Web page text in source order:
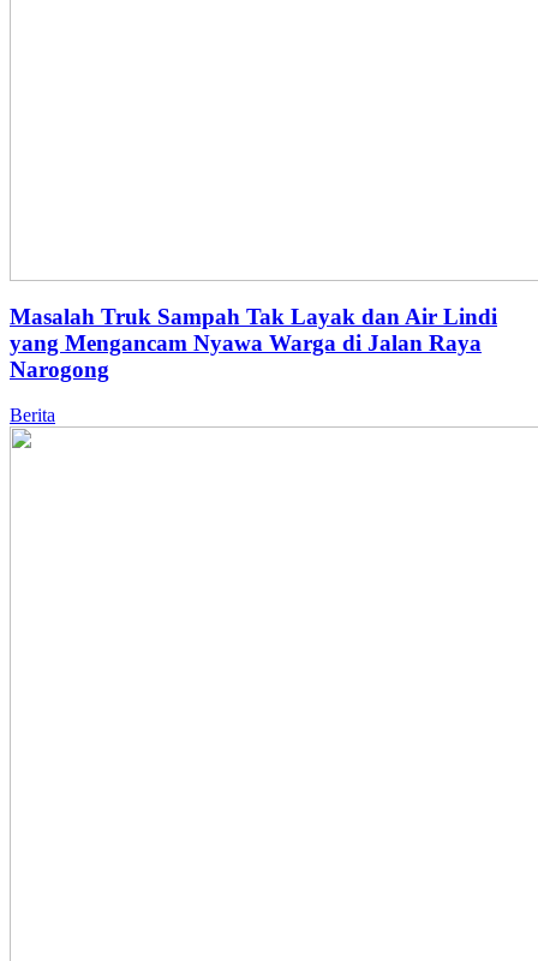
Masalah Truk Sampah Tak Layak dan Air Lindi
yang Mengancam Nyawa Warga di Jalan Raya
Narogong
Berita